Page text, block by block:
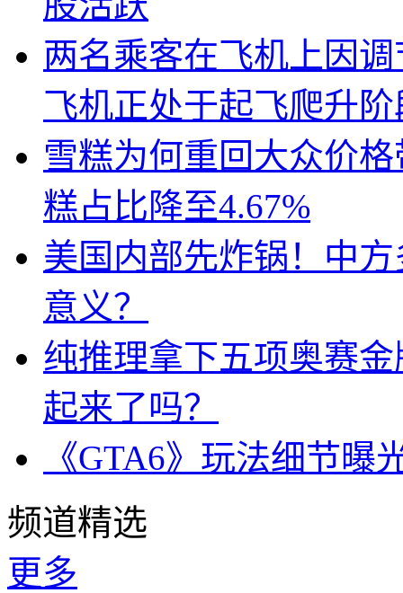
两名乘客在飞机上因
飞机正处于起飞爬升阶
雪糕为何重回大众价
糕占比降至4.67%
美国内部先炸锅！中
意义？
纯推理拿下五项奥赛
起来了吗？
《GTA6》玩法细节
频道精选
更多